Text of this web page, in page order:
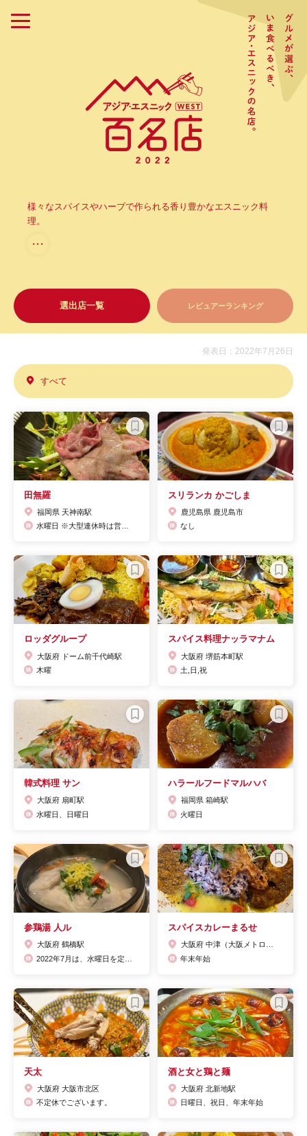
様々なスパイスやハーブで作られる香り豊かなエスニック料
理。
・・・
選出店一覧 レビュアーランキング
発表日：2022年7月26日
すべて
田無羅
福岡県 天神南駅
スリランカ かごしま
鹿児島県 鹿児島市
なし
ロッダグループ
大阪府 ドーム前千代崎駅
木曜
スパイス料理ナッラマナム
大阪府 堺筋本町駅
土,日,祝
韓式料理 サン
大阪府 扇町駅
水曜日、日曜日
ハラールフードマルハバ
福岡県 箱崎駅
火曜日
参鶏湯 人ル
大阪府 鶴橋駅
スパイスカレーまるせ
年末年始
天太
大阪府 大阪市北区
不定休でございます。
酒と女と鶏と麺
大阪府 北新地駅
日曜日、祝日、年末年始